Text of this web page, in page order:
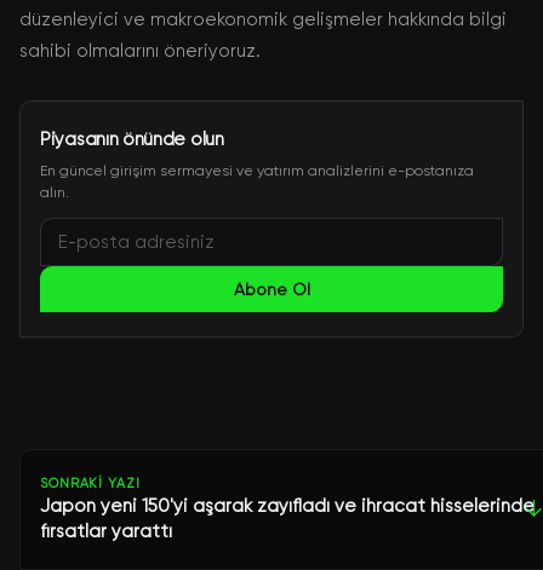
düzenleyici ve makroekonomik gelişmeler hakkında bilgi
sahibi olmalarını öneriyoruz.
Piyasanın önünde olun
En güncel girişim sermayesi ve yatırım analizlerini e-postanıza
alın.
Abone Ol
SONRAKI YAZI
Japon yeni 150'yi aşarak zayıfladı ve ihracat hisselerinde
fırsatlar yarattı
↓